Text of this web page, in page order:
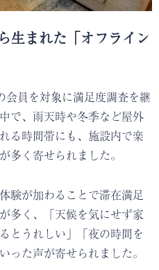
生まれた「オフライン
会員を対象に満足度調査を継
で、雨天時や冬季など屋外
る時間帯にも、施設内で楽
多く寄せられました。
験が加わることで滞在満足
多く、「天候を気にせず家
とうれしい」「夜の時間を
った声が寄せられました。